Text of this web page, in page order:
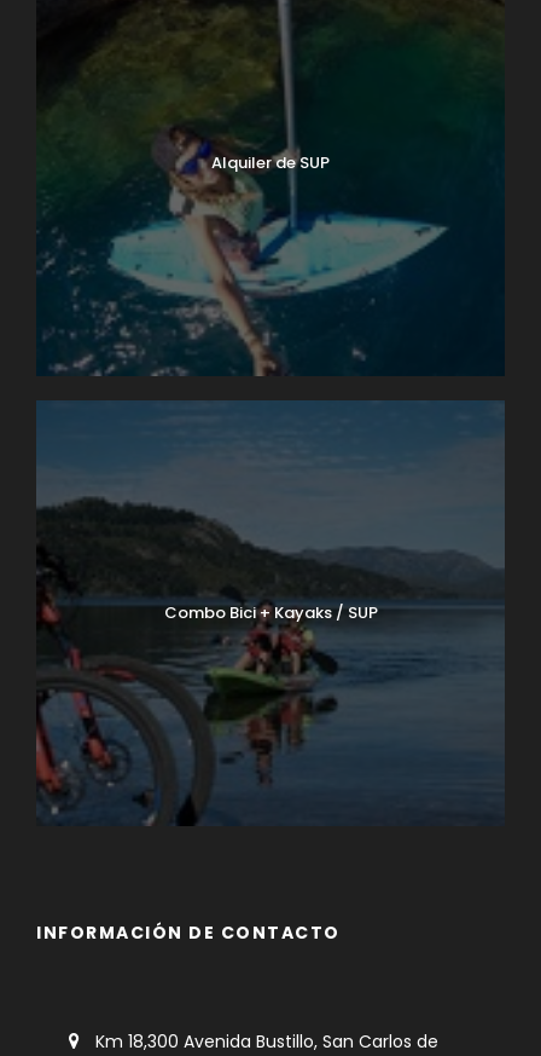
Alquiler de SUP
Combo Bici + Kayaks / SUP
INFORMACIÓN DE CONTACTO
Km 18,300 Avenida Bustillo, San Carlos de